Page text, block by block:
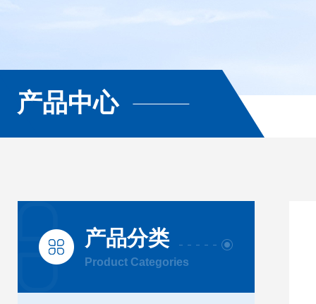
产品中心
产品分类
Product Categories